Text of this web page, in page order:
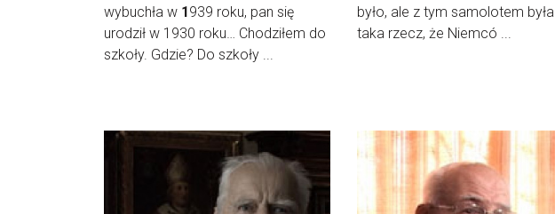
wybuchła w 1939 roku, pan się
urodził w 1930 roku… Chodziłem do
szkoły. Gdzie? Do szkoły ...
było, ale z tym samolotem była
taka rzecz, że Niemcó ...